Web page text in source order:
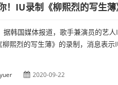
！IU录制《柳熙烈的写生
据韩国媒体报道，歌手兼演员的艺
柳熙烈的写生薄》的录制，消息表
2020-09-22